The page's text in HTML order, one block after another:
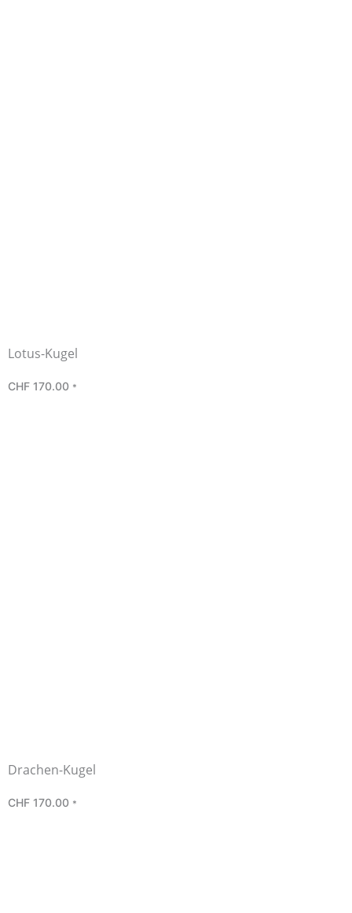
Lotus-Kugel
CHF 170.00 *
Drachen-Kugel
CHF 170.00 *